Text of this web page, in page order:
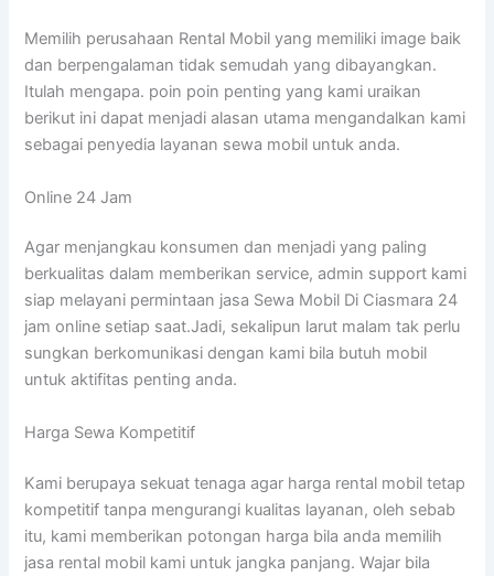
Memilih perusahaan Rental Mobil yang memiliki image baik
dan berpengalaman tidak semudah yang dibayangkan.
Itulah mengapa. poin poin penting yang kami uraikan
berikut ini dapat menjadi alasan utama mengandalkan kami
sebagai penyedia layanan sewa mobil untuk anda.
Online 24 Jam
Agar menjangkau konsumen dan menjadi yang paling
berkualitas dalam memberikan service, admin support kami
siap melayani permintaan jasa Sewa Mobil Di Ciasmara 24
jam online setiap saat.Jadi, sekalipun larut malam tak perlu
sungkan berkomunikasi dengan kami bila butuh mobil
untuk aktifitas penting anda.
Harga Sewa Kompetitif
Kami berupaya sekuat tenaga agar harga rental mobil tetap
kompetitif tanpa mengurangi kualitas layanan, oleh sebab
itu, kami memberikan potongan harga bila anda memilih
jasa rental mobil kami untuk jangka panjang. Wajar bila